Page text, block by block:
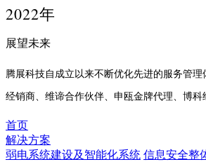
2022年
展望未来
腾展科技自成立以来不断优化先进的服务管
经销商、维谛合作伙伴、申瓯金牌代理、博科
首页
解决方案
弱电系统建设及智能化系统 信息安全整